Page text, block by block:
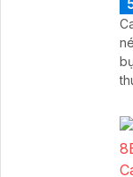
bụi. Tích hợp Smart IR quan